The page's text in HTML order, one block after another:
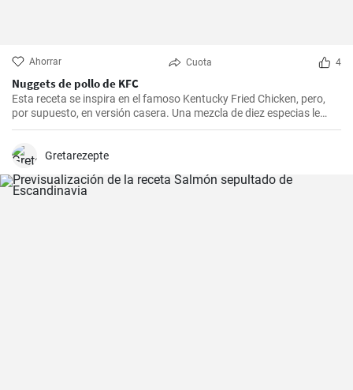
Ahorrar Cuota 4
Nuggets de pollo de KFC
Esta receta se inspira en el famoso Kentucky Fried Chicken, pero,
por supuesto, en versión casera. Una mezcla de diez especias le
añade el sabor original.
Gretarezepte